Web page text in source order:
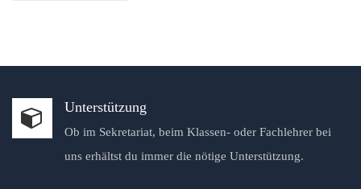
Unterstützung
Ob im Sekretariat, beim Klassen- oder Fachlehrer bei
uns erhältst du immer die nötige Unterstützung.